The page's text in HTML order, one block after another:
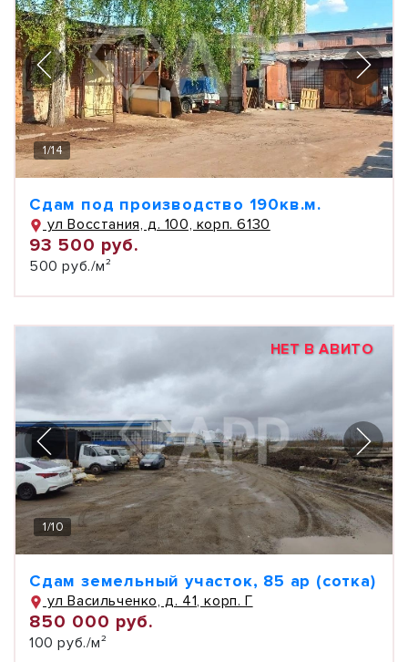
1/14
Сдам под производство 190кв.м.
ул Восстания, д. 100, корп. 6130
93 500 руб.
500 руб./м²
НЕТ В АВИТО
1/10
Сдам земельный участок, 85 ар (сотка)
ул Васильченко, д. 41, корп. Г
850 000 руб.
100 руб./м²